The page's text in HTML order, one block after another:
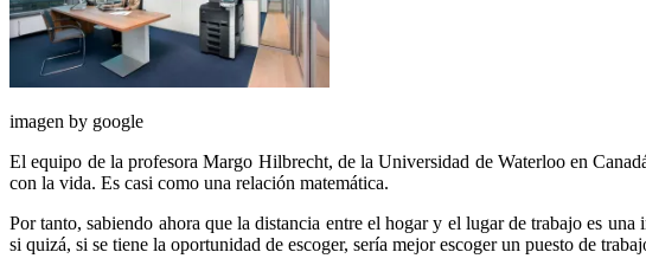
imagen by google
El equipo de la profesora Margo Hilbrecht, de la Universidad de Waterloo en
con la vida. Es casi como una relación matemática.
Por tanto, sabiendo ahora que la distancia entre el hogar y el lugar de trabajo es
si quizá, si se tiene la oportunidad de escoger, sería mejor escoger un puesto de